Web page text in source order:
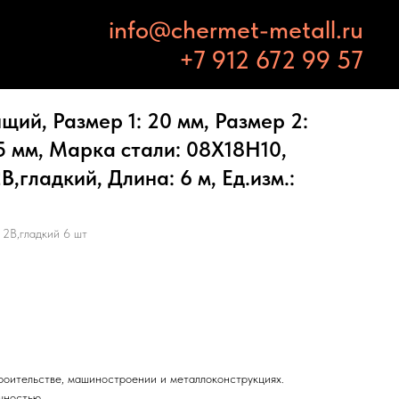
info@chermet-metall.ru
+7 912 672 99 57
Размер 1: 20 мм, Размер 2:
мм, Марка стали: 08Х18Н10,
Длина: 6 м, Ед.изм.:
6 шт
машиностроении и металлоконструкциях.